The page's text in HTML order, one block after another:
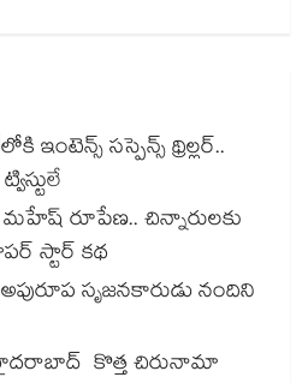
ఇంటెన్స్ సస్పెన్స్ థ్రిల్లర్..
మహేష్ రూపేణ.. చిన్నారులకు
స్టార్ కథ
సృజనకారుడు నందిని
కొత్త చిరునామా